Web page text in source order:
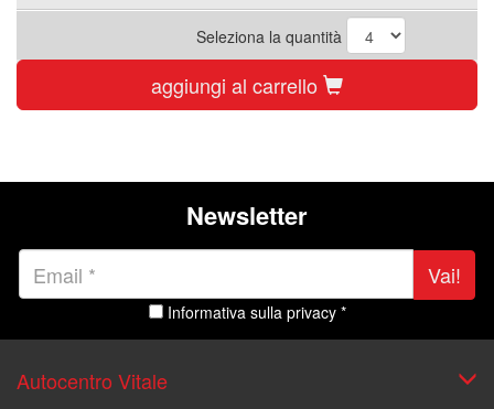
Seleziona la quantità
aggiungi al carrello
Newsletter
Vai!
Informativa sulla privacy *
Autocentro Vitale